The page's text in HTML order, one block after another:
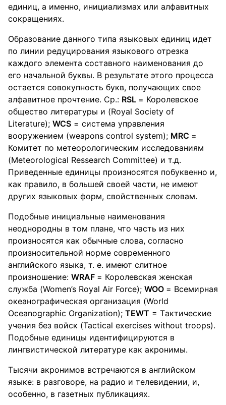
единиц, а именно, инициализмах или алфавитных
сокращениях.
Образование данного типа языковых единиц идет
по линии редуцирования языкового отрезка
каждого элемента составного наименования до
его начальной буквы. В результате этого процесса
остается совокупность букв, получающих свое
алфавитное прочтение. Ср.: RSL = Королевское
общество литературы и (Royal Society of
Literature); WCS = система управления
вооружением (weapons control system); MRC =
Комитет по метеорологическим исследованиям
(Meteorological Ressearch Committee) и т.д.
Приведенные единицы произносятся побуквенно и,
как правило, в большей своей части, не имеют
других языковых форм, свойственных словам.
Подобные инициальные наименования
неоднородны в том плане, что часть из них
произносятся как обычные слова, согласно
произносительной норме современного
английского языка, т. е. имеют слитное
произношение: WRAF = Королевская женская
служба (Women’s Royal Air Force); WOO = Всемирная
океанографическая организация (World
Oceanographic Organization); TEWT = Tактические
учения без войск (Tactical exercises without troops).
Подобные единицы идентифицируются в
лингвистической литературе как акронимы.
Тысячи акронимов встречаются в английском
языке: в разговоре, на радио и телевидении, и,
особенно, в газетных публикациях.